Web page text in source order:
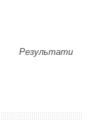
Результати